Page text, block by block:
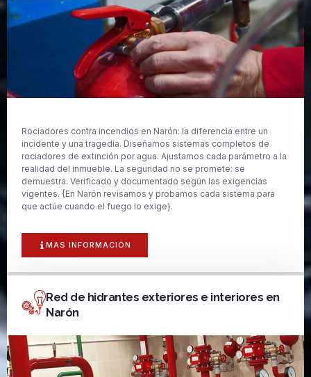
Rociadores contra incendios en Narón: la diferencia entre un
incidente y una tragedia. Diseñamos sistemas completos de
rociadores de extinción por agua. Ajustamos cada parámetro a la
realidad del inmueble. La seguridad no se promete: se
demuestra. Verificado y documentado según las exigencias
vigentes. {En Narón revisamos y probamos cada sistema para
que actúe cuando el fuego lo exige}.
MAS INFORMACIÓN
Red de hidrantes exteriores e interiores en
Narón